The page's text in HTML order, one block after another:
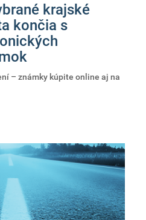
krajské
končia s
– známky kúpite online aj na